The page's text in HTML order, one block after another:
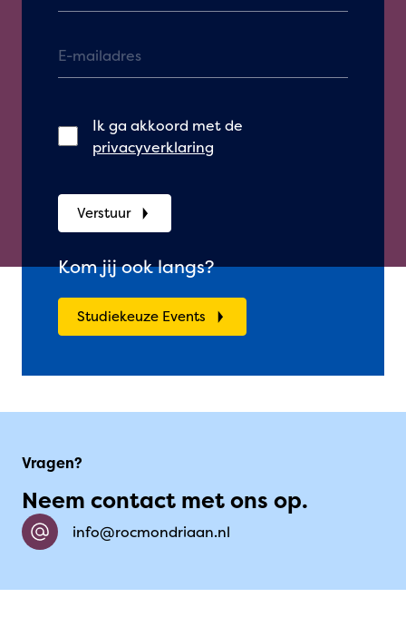
Ik ga akkoord met de
privacyverklaring
Verstuur
Kom jij ook langs?
Studiekeuze Events
Vragen?
Neem contact met ons op.
info@rocmondriaan.nl